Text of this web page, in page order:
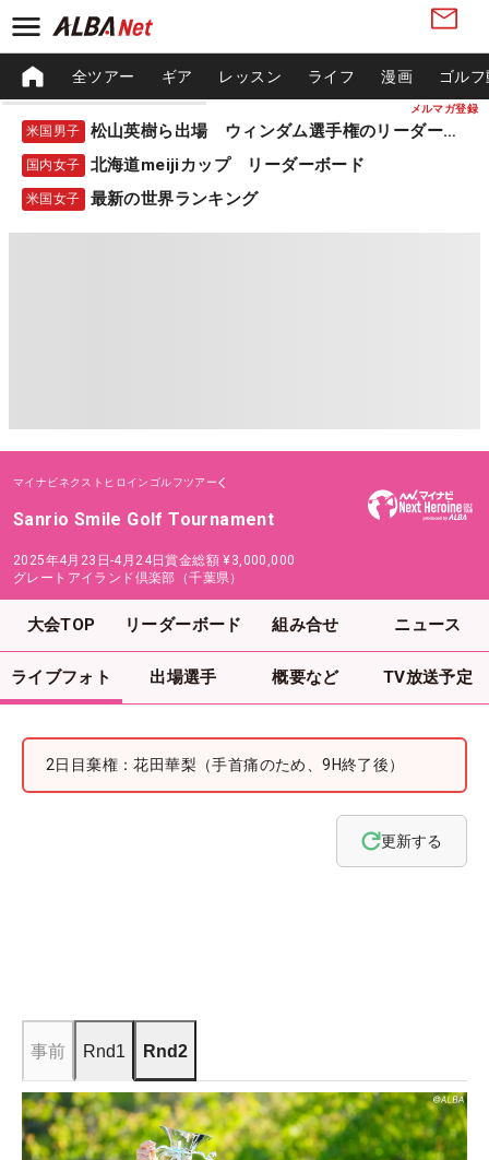
メルマガ登録
全ツアー ギア レッスン ライフ 漫画 ゴル
米国男子 松山英樹ら出場 ウィンダム選手権のリーダーボード
国内女子 北海道meijiカップ リーダーボード
米国女子 最新の世界ランキング
マイナビネクストヒロインゴルフツアー
Sanrio Smile Golf Tournament
2025年4月23日-4月24日賞金総額 ¥3,000,000
グレートアイランド倶楽部（千葉県）
大会TOP リーダーボード 組み合せ ニュース
ライブフォト 出場選手 概要など TV放送予定
2日目棄権：花田華梨（手首痛のため、9H終了後）
更新する
事前 Rnd1 Rnd2